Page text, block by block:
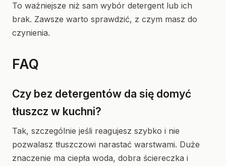
To ważniejsze niż sam wybór detergent lub ich
brak. Zawsze warto sprawdzić, z czym masz do
czynienia.
FAQ
Czy bez detergentów da się domyć
tłuszcz w kuchni?
Tak, szczególnie jeśli reagujesz szybko i nie
pozwalasz tłuszczowi narastać warstwami. Duże
znaczenie ma ciepła woda, dobra ściereczka i